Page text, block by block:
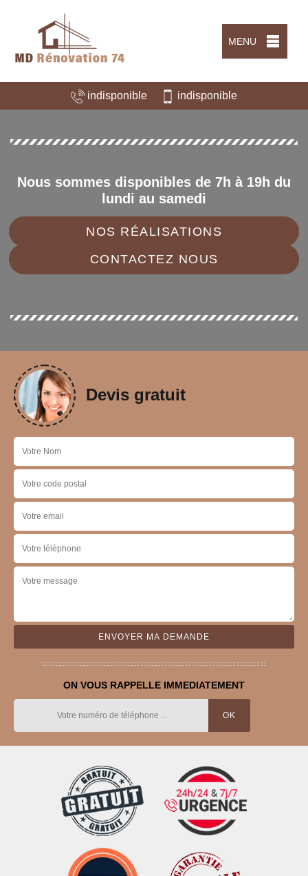
MENU
indisponible indisponible
Nous sommes disponibles de 7h à 19h du
lundi au samedi
NOS RÉALISATIONS
CONTACTEZ NOUS
Devis gratuit
ON VOUS RAPPELLE IMMEDIATEMENT